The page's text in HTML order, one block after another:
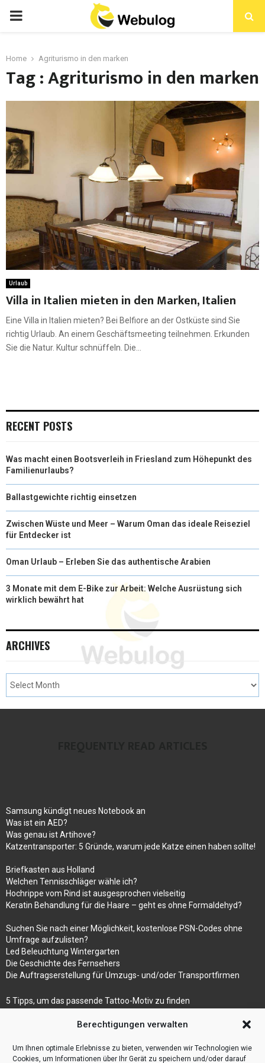
Berechtigungen verwalten
Um Ihnen optimale Erlebnisse zu bieten, verwenden wir Technologien wie
Cookies, um Informationen über Ihr Gerät zu speichern und/oder darauf
Home Agriturismo in den marken
Tag : Agriturismo in den marken
Urlaub
Villa in Italien mieten in den Marken, Italien
Eine Villa in Italien mieten? Bei Belfiore an der Ostküste sind Sie
richtig Urlaub. An einem Geschäftsmeeting teilnehmen. Erkunden
Sie die Natur. Kultur schnüffeln. Die...
RECENT POSTS
Was macht einen Bootsverleih in Friesland zum Höhepunkt des
Familienurlaubs?
Ballastgewichte richtig einsetzen
Zwischen Wüste und Meer – Warum Oman das ideale Reiseziel
für Entdecker ist
Oman Urlaub – Erleben Sie das authentische Arabien
3 Monate mit dem E-Bike zur Arbeit: Welche Ausrüstung sich
wirklich bewährt hat
ARCHIVES
Samsung kündigt neues Notebook an
Was ist ein AED?
Was genau ist Artihove?
Katzentransporter: 5 Gründe, warum jede Katze einen haben sollte!
Briefkasten aus Holland
Welchen Tennisschläger wähle ich?
Hochrippe vom Rind ist ausgesprochen vielseitig
Keratin Behandlung für die Haare – geht es ohne Formaldehyd?
Suchen Sie nach einer Möglichkeit, kostenlose PSN-Codes ohne
Umfrage aufzulisten?
Led Beleuchtung Wintergarten
Die Geschichte des Fernsehers
Die Auftragserstellung für Umzugs- und/oder Transportfirmen
5 Tipps, um das passende Tattoo-Motiv zu finden
Was ist Legal Tech?
Effizienzsteigerung